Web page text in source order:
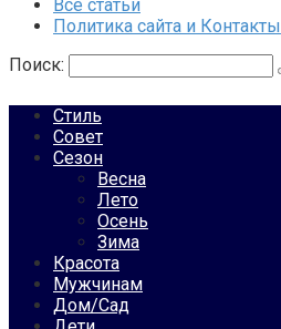
Все статьи
Политика сайта и Контакты
Поиск:
Стиль
Совет
Сезон
Весна
Лето
Осень
Зима
Красота
Мужчинам
Дом/Сад